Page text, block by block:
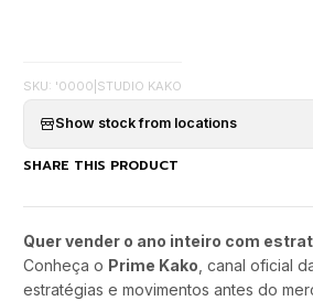
SKU: '0000 STUDIO KAKO
Show stock from locations
SHARE THIS PRODUCT
Quer vender o ano inteiro com
Conheça o Prime Kako , canal oficial
estratégias e movimentos antes do